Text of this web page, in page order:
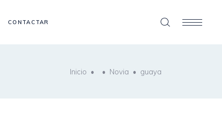
CONTACTAR
Inicio • • Novia • guaya